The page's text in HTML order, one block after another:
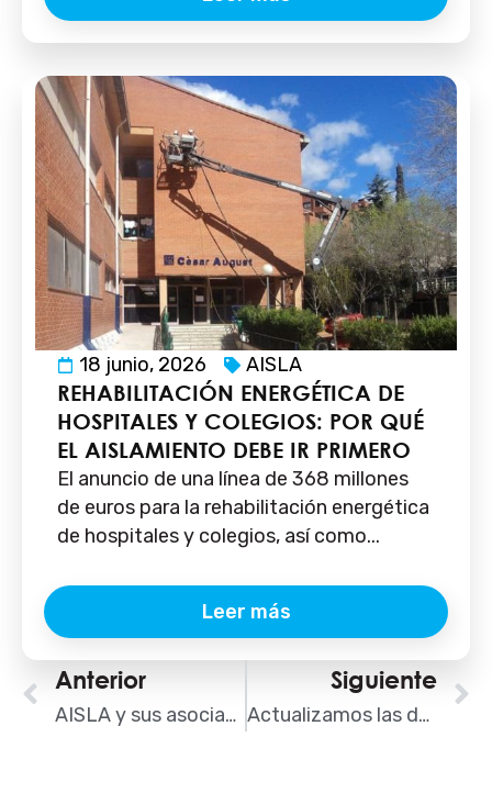
18 junio, 2026 AISLA
REHABILITACIÓN ENERGÉTICA DE
HOSPITALES Y COLEGIOS: POR QUÉ
EL AISLAMIENTO DEBE IR PRIMERO
El anuncio de una línea de 368 millones
de euros para la rehabilitación energética
de hospitales y colegios, así como...
Leer más
Ant
Anterior
AISLA y sus asociados, presentes en REBUILD 2026
Siguiente
Actualizamos las deducciones por rehabilitación energética: SE AMPLÍAN LOS PLAZOS